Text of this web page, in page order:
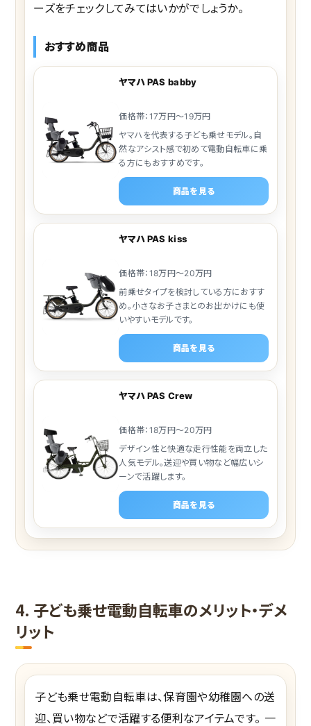
ーズをチェックしてみてはいかがでしょうか。
おすすめ商品
ヤマハ PAS babby
価格帯：17万円～19万円
ヤマハを代表する子ども乗せモデル。自
然なアシスト感で初めて電動自転車に乗
る方にもおすすめです。
商品を見る
ヤマハ PAS kiss
価格帯：18万円～20万円
前乗せタイプを検討している方におすす
め。小さなお子さまとのお出かけにも使
いやすいモデルです。
商品を見る
ヤマハ PAS Crew
価格帯：18万円～20万円
デザイン性と快適な走行性能を両立した
人気モデル。送迎や買い物など幅広いシ
ーンで活躍します。
商品を見る
4. 子ども乗せ電動自転車のメリット・デメ
リット
子ども乗せ電動自転車は、保育園や幼稚園への送
迎、買い物などで活躍する便利なアイテムです。 一